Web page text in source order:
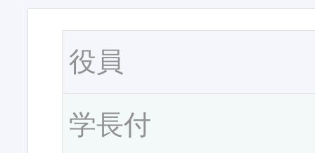
役員
学長付